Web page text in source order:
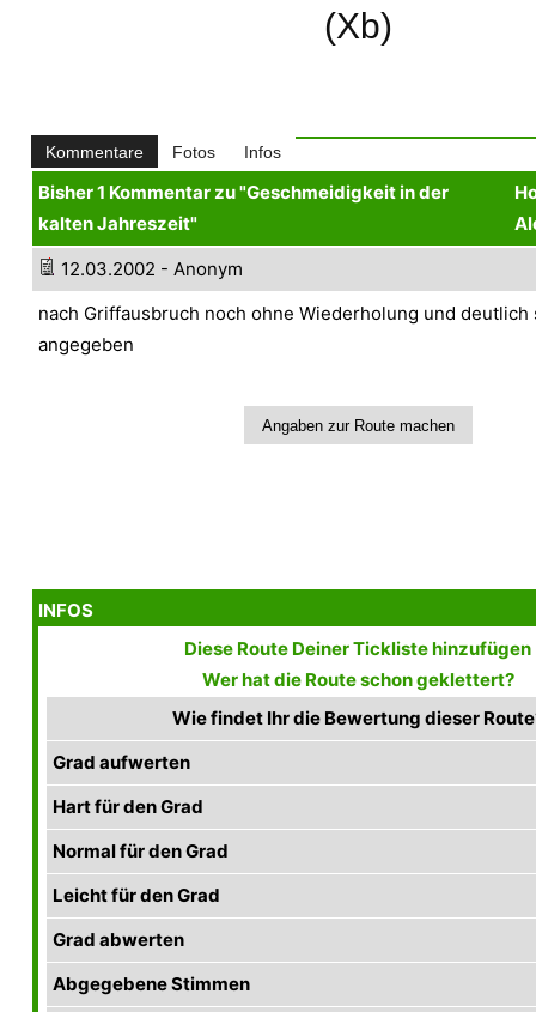
(Xb)
Kommentare Fotos Infos
Bisher 1 Kommentar zu "Geschmeidigkeit in der
kalten Jahreszeit"
12.03.2002 - Anonym
nach Griffausbruch noch ohne Wiederholung und deutlich
angegeben
INFOS
Diese Route Deiner Tickliste hinzufügen
Wer hat die Route schon geklettert?
Wie findet Ihr die Bewertung dieser
Grad aufwerten
Hart für den Grad
Normal für den Grad
Leicht für den Grad
Grad abwerten
Abgegebene Stimmen